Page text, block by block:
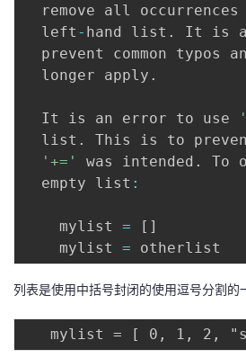
  remove all occurrences
  left
- hand list .
It is
prevent common typos
  longer apply
.
  It is an error to use
  list
.
This is to
'+='
was intended .
To
  empty list
:
    mylist
= [ ]
    mylist
=
列表是使用中括号封闭的使用逗号分割的